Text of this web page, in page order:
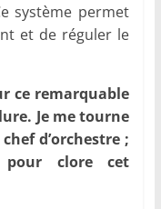
système permet
et de réguler le
ce remarquable
Je me tourne
d’orchestre ;
pour clore cet